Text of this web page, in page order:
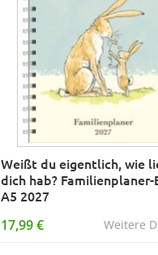
Weißt du eigentlich, wie
dich hab? Familienplaner-
A5 2027
Weitere
17,99 €